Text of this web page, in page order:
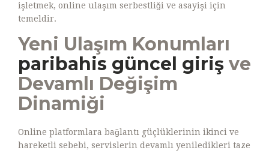
işletmek, online ulaşım serbestliği ve asayişi için
temeldir.
Yeni Ulaşım Konumları
paribahis güncel giriş ve
Devamlı Değişim
Dinamiği
Online platformlara bağlantı güçlüklerinin ikinci ve
hareketli sebebi, servislerin devamlı yeniledikleri taze